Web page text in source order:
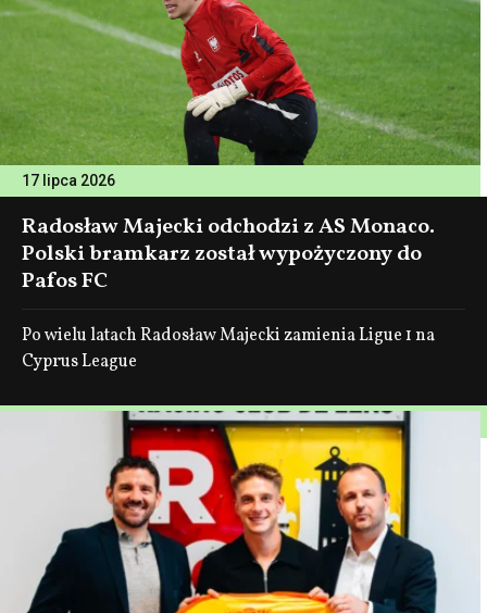
17 lipca 2026
Radosław Majecki odchodzi z AS Monaco.
Polski bramkarz został wypożyczony do
Pafos FC
Po wielu latach Radosław Majecki zamienia Ligue 1 na
Cyprus League